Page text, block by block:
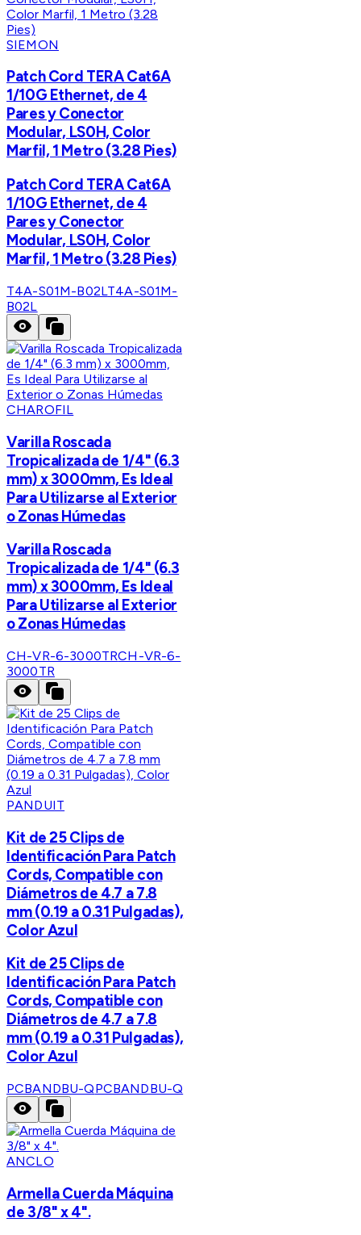
SIEMON
Patch Cord TERA Cat6A
1/10G Ethernet, de 4
Pares y Conector
Modular, LS0H, Color
Marfil, 1 Metro (3.28 Pies)
Patch Cord TERA Cat6A
1/10G Ethernet, de 4
Pares y Conector
Modular, LS0H, Color
Marfil, 1 Metro (3.28 Pies)
T4A-S01M-B02LT4A-S01M-
B02L
CHAROFIL
Varilla Roscada
Tropicalizada de 1/4" (6.3
mm) x 3000mm, Es Ideal
Para Utilizarse al Exterior
o Zonas Húmedas
Varilla Roscada
Tropicalizada de 1/4" (6.3
mm) x 3000mm, Es Ideal
Para Utilizarse al Exterior
o Zonas Húmedas
CH-VR-6-3000TRCH-VR-6-
3000TR
PANDUIT
Kit de 25 Clips de
Identificación Para Patch
Cords, Compatible con
Diámetros de 4.7 a 7.8
mm (0.19 a 0.31 Pulgadas),
Color Azul
Kit de 25 Clips de
Identificación Para Patch
Cords, Compatible con
Diámetros de 4.7 a 7.8
mm (0.19 a 0.31 Pulgadas),
Color Azul
PCBANDBU-QPCBANDBU-Q
ANCLO
Armella Cuerda Máquina
de 3/8" x 4".